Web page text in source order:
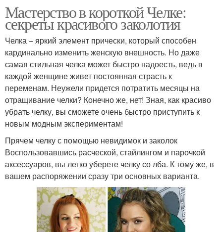
Мастерство в короткой Челке:
секреты красивого заколотия
Челка – яркий элемент прически, который способен
кардинально изменить женскую внешность. Но даже
самая стильная челка может быстро надоесть, ведь в
каждой женщине живет постоянная страсть к
переменам. Неужели придется потратить месяцы на
отращивание челки? Конечно же, нет! Зная, как красиво
убрать челку, вы сможете очень быстро приступить к
новым модным экспериментам!
Прячем челку с помощью невидимок и заколок
Воспользовавшись расческой, стайлингом и парочкой
аксессуаров, вы легко уберете челку со лба. К тому же, в
вашем распоряжении сразу три основных варианта.